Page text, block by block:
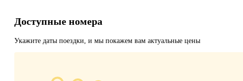
Доступные номера
Укажите даты поездки, и мы покажем вам актуальные цены